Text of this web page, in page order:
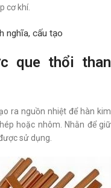
cơ khí.
nghĩa, cấu tạo
que thổi than
ra nguồn nhiệt để hàn kim
hoặc nhôm. Nhằn để giữ
sử dụng.